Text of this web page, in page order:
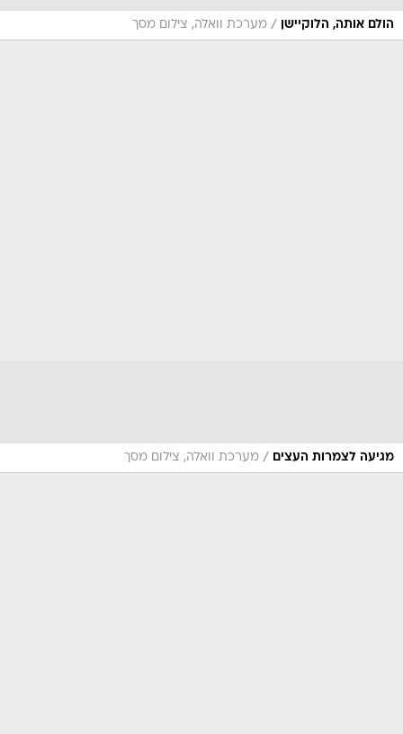
הולם אותה, הלוקיישן / מערכת וואלה, צילום מסך
מגיעה לצמרות העצים / מערכת וואלה, צילום מסך